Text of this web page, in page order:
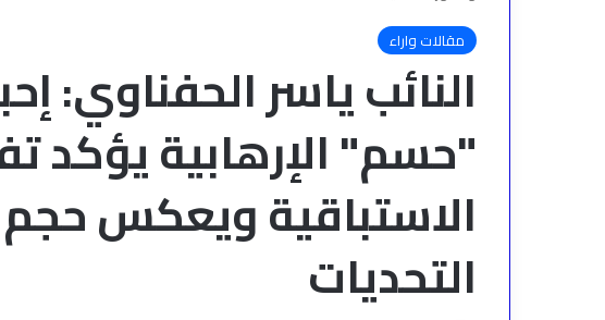
مقالات واراء
النائب ياسر الحفناوي:
"حسم" الإرهابية يؤكد
الاستباقية ويعكس
التحديات